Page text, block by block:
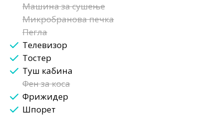
Машина за сушење
Микробранова печка
Пегла
Телевизор
Тостер
Туш кабина
Фен за коса
Фрижидер
Шпорет